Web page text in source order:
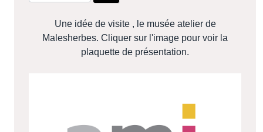
Une idée de visite , le musée atelier de
Malesherbes. Cliquer sur l'image pour voir la
plaquette de présentation.